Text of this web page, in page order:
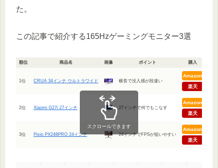
た。
この記事で紹介する165Hzゲーミングモニター3選
順位 商品名 画像 ポイント 購入
1位 CRUA 34インチ ウルトラワイド 横長で没入感が段違い
Amazon
楽天
2位 Xiaomi G27i 27インチ 27インチで何でもこなす
Amazon
楽天
3位 Pixio PX248PRO 24インチ 24インチでFPSが狙いやすい
Amazon
楽天
スクロールできます